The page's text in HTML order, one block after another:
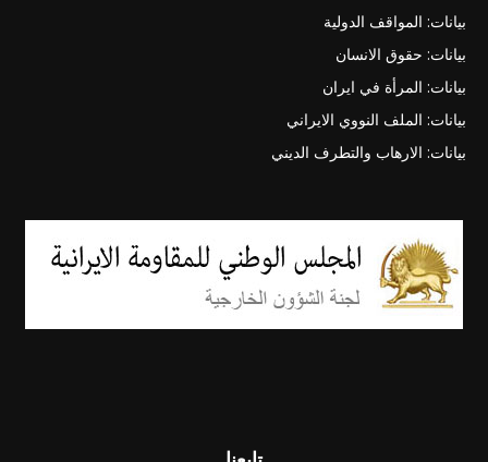
بيانات: المواقف الدولية
بيانات: حقوق الانسان
بيانات: المرأة في ايران
بيانات: الملف النووي الايراني
بيانات: الارهاب والتطرف الديني